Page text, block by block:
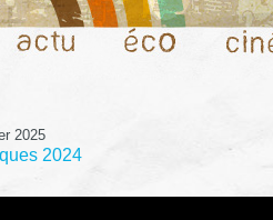
2025
2024